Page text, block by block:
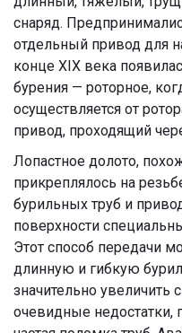
снаряд.
отдельный привод для
конце XIX века
бурения — роторное,
осуществляется от
привод, проходящий
Лопастное долото,
прикреплялось на
бурильных труб и
поверхности
Этот способ передачи
длинную и гибкую
значительно увеличить
очевидные